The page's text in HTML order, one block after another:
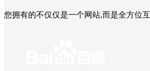
您拥有的不仅仅是一个网站,而是全方位